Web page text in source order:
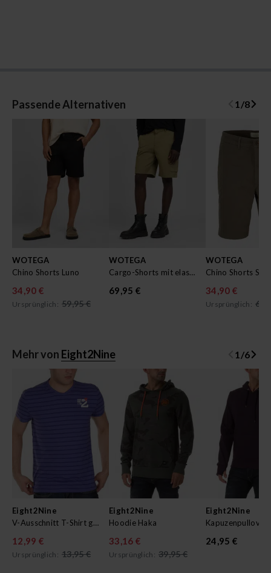
Passende Alternativen 1/8
WOTEGA
Chino Shorts Luno
34,90 €
Ursprünglich: 59,95 €
WOTEGA
Cargo-Shorts mit elastischem Bund Atlas
69,95 €
WOTEGA
Chino Shorts
34,90 €
Ursprünglich:
Mehr von Eight2Nine 1 /6
Eight2Nine
V-Ausschnitt T-Shirt gestreift
12,99 €
Ursprünglich: 13,95 €
Eight2Nine
Hoodie Haka
33,16 €
Ursprünglich: 39,95 €
Eight2Nine
Kapuzenpullover
24,95 €